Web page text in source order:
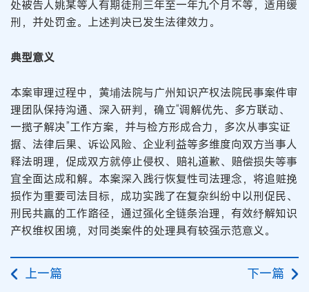
处被告人姚某等人有期徒刑三年至一年九个月不等，适用缓
刑，并处罚金。上述判决已发生法律效力。
典型意义
本案审理过程中，黄埔法院与广州知识产权法院民事案件审
理团队保持沟通、深入研判，确立“调解优先、多方联动、
一揽子解决”工作方案，并与检方形成合力，多次从事实证
据、法律后果、诉讼风险、企业利益等多维度向双方当事人
释法明理，促成双方就停止侵权、赔礼道歉、赔偿损失等事
宜全面达成和解。本案深入践行恢复性司法理念，将追赃挽
损作为重要司法目标，成功实践了在复杂纠纷中以刑促民、
刑民共赢的工作路径，通过强化全链条治理，有效纾解知识
产权维权困境，对同类案件的处理具有较强示范意义。
上一篇 下一篇